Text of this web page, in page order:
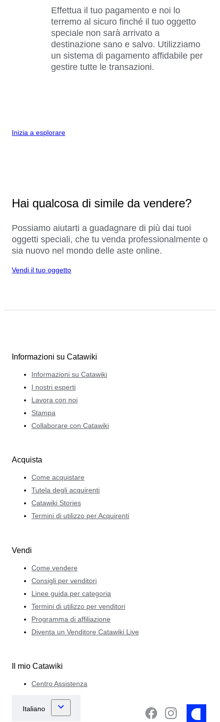
Effettua il tuo pagamento e noi lo
terremo al sicuro finché il tuo oggetto
speciale non sarà arrivato a
destinazione sano e salvo. Utilizziamo
un sistema di pagamento affidabile per
gestire tutte le transazioni.
Inizia a esplorare
Hai qualcosa di simile da vendere?
Possiamo aiutarti a guadagnare di più dai tuoi
oggetti speciali, che tu venda professionalmente o
sia nuovo nel mondo delle aste online.
Vendi il tuo oggetto
Informazioni su Catawiki
Informazioni su Catawiki
I nostri esperti
Lavora con noi
Stampa
Collaborare con Catawiki
Acquista
Come acquistare
Tutela degli acquirenti
Catawiki Stories
Termini di utilizzo per Acquirenti
Vendi
Come vendere
Consigli per venditori
Linee guida per categoria
Termini di utilizzo per venditori
Programma di affiliazione
Diventa un Venditore Catawiki Live
Il mio Catawiki
Centro Assistenza